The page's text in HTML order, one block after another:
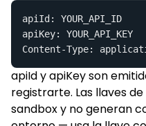
apiId: YOUR_API_ID
apiKey: YOUR_API_KEY
Content-Type:
apiId y apiKey son
registrarte. Las llaves
sandbox y no generan